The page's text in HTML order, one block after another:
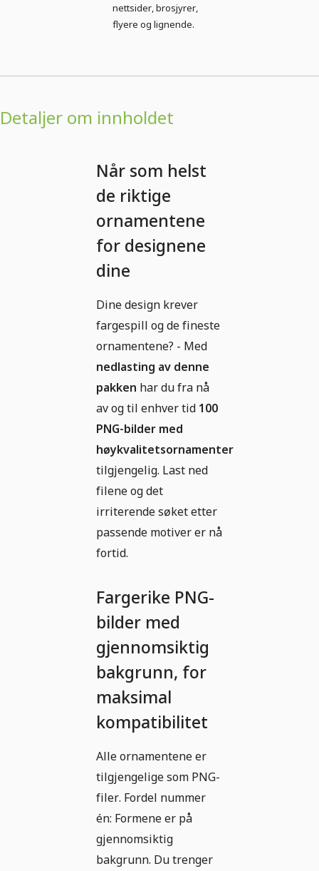
nettsider, brosjyrer,
flyere og lignende.
Detaljer om innholdet
Når som helst
de riktige
ornamentene
for designene
dine
Dine design krever
fargespill og de fineste
ornamentene? - Med
nedlasting av denne
pakken har du fra nå
av og til enhver tid 100
PNG-bilder med
høykvalitetsornamenter
tilgjengelig. Last ned
filene og det
irriterende søket etter
passende motiver er nå
fortid.
Fargerike PNG-
bilder med
gjennomsiktig
bakgrunn, for
maksimal
kompatibilitet
Alle ornamentene er
tilgjengelige som PNG-
filer. Fordel nummer
én: Formene er på
gjennomsiktig
bakgrunn. Du trenger